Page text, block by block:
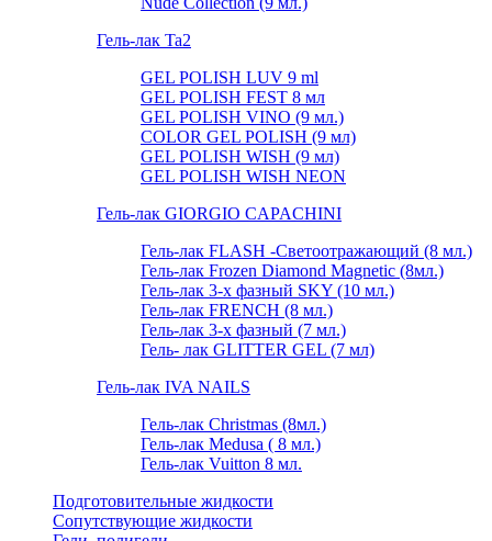
Гель-лак Ta2
GEL POLISH LUV 9 ml
GEL POLISH FEST 8 мл
GEL POLISH VINO (9 мл.)
COLOR GEL POLISH (9 мл)
GEL POLISH WISH (9 мл)
GEL POLISH WISH NEON
Гель-лак GIORGIO CAPACHINI
Гель-лак FLASH -Cветоотражающий (8 мл.)
Гель-лак Frozen Diamond Magnetic (8мл.)
Гель-лак 3-х фазный SKY (10 мл.)
Гель-лак FRENCH (8 мл.)
Гель-лак 3-х фазный (7 мл.)
Гель- лак GLITTER GEL (7 мл)
Гель-лак IVA NAILS
Гель-лак Christmas (8мл.)
Гель-лак Medusa ( 8 мл.)
Гель-лак Vuitton 8 мл.
Подготовительные жидкости
Сопутствующие жидкости